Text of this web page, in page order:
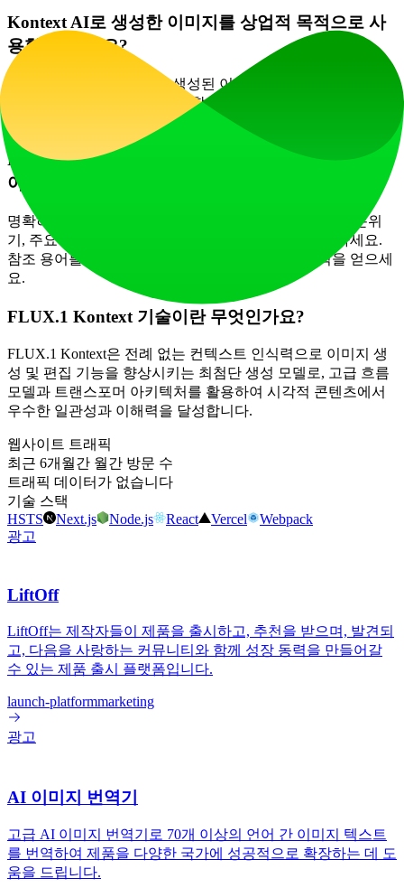
Kontext AI로 생성한 이미지를 상업적 목적으로 사
용할 수 있나요?
예, Kontext AI를 사용하여 생성된 이미지는 라이선스 약관에
따라 상업적 프로젝트에 활용할 수 있으며, 구독 티어에 따라
다양한 수준의 사용 권한이 제공됩니다.
FLUX.1 기술로 최상의 결과를 얻으려면 어떻게 해
야 하나요?
명확하고 상세한 프롬프트 제공이 핵심입니다. 스타일, 분위
기, 주요 요소를 구체적으로 지정하여 이미지를 안내하세요.
참조 용어를 활용하고 설정을 조정하여 최적의 출력을 얻으세
요.
FLUX.1 Kontext 기술이란 무엇인가요?
FLUX.1 Kontext은 전례 없는 컨텍스트 인식력으로 이미지 생
성 및 편집 기능을 향상시키는 최첨단 생성 모델로, 고급 흐름
모델과 트랜스포머 아키텍처를 활용하여 시각적 콘텐츠에서
우수한 일관성과 이해력을 달성합니다.
웹사이트 트래픽
최근 6개월간 월간 방문 수
트래픽 데이터가 없습니다
기술 스택
HSTS
Next.js Node.js React Vercel
Webpack
광고
LiftOff
LiftOff는 제작자들이 제품을 출시하고, 추천을 받으며, 발견되
고, 다음을 사랑하는 커뮤니티와 함께 성장 동력을 만들어갈
수 있는 제품 출시 플랫폼입니다.
launch-platformmarketing
광고
AI 이미지 번역기
고급 AI 이미지 번역기로 70개 이상의 언어 간 이미지 텍스트
를 번역하여 제품을 다양한 국가에 성공적으로 확장하는 데 도
움을 드립니다.